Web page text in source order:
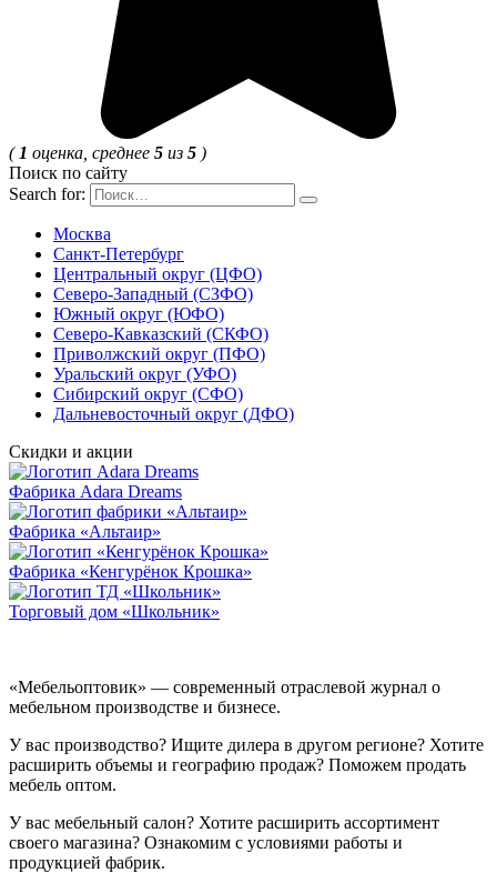
( 1 оценка, среднее 5 из 5 )
Поиск по сайту
Search for:
Москва
Санкт-Петербург
Центральный округ (ЦФО)
Северо-Западный (СЗФО)
Южный округ (ЮФО)
Северо-Кавказский (СКФО)
Приволжский округ (ПФО)
Уральский округ (УФО)
Сибирский округ (СФО)
Дальневосточный округ (ДФО)
Скидки и акции
Фабрика Adara Dreams
Фабрика «Альтаир»
Фабрика «Кенгурёнок Крошка»
Торговый дом «Школьник»
«Мебельоптовик» — современный отраслевой журнал о
мебельном производстве и бизнесе.
У вас производство? Ищите дилера в другом регионе? Хотите
расширить объемы и географию продаж? Поможем продать
мебель оптом.
У вас мебельный салон? Хотите расширить ассортимент
своего магазина? Ознакомим с условиями работы и
продукцией фабрик.